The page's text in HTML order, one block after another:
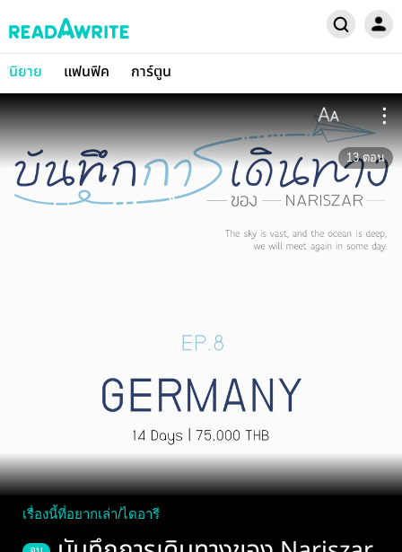
นิยาย แฟนฟิค การ์ตูน
13 ตอน
เรื่องนี้ที่อยากเล่า/ไดอารี